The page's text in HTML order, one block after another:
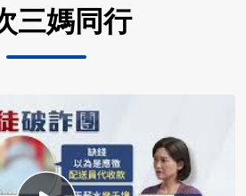
三媽同行